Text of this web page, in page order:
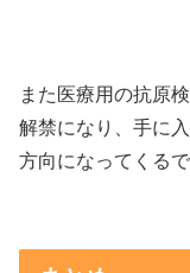
また医療用の抗原
解禁になり、手に
方向になってくるで